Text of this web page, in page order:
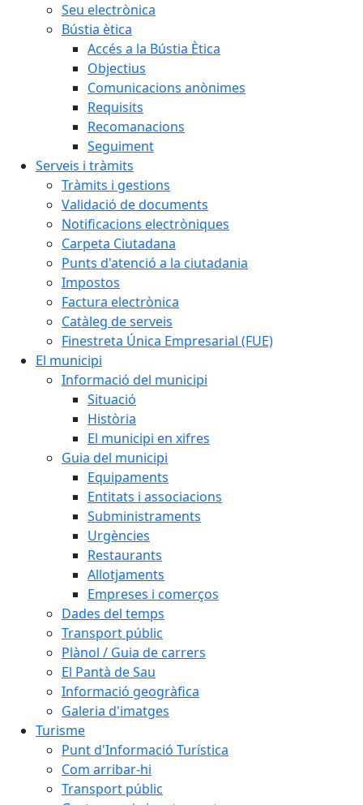
Seu electrònica
Bústia ètica
Accés a la Bústia Ètica
Objectius
Comunicacions anònimes
Requisits
Recomanacions
Seguiment
Serveis i tràmits
Tràmits i gestions
Validació de documents
Notificacions electròniques
Carpeta Ciutadana
Punts d'atenció a la ciutadania
Impostos
Factura electrònica
Catàleg de serveis
Finestreta Única Empresarial (FUE)
El municipi
Informació del municipi
Situació
Història
El municipi en xifres
Guia del municipi
Equipaments
Entitats i associacions
Subministraments
Urgències
Restaurants
Allotjaments
Empreses i comerços
Dades del temps
Transport públic
Plànol / Guia de carrers
El Pantà de Sau
Informació geogràfica
Galeria d'imatges
Turisme
Punt d'Informació Turística
Com arribar-hi
Transport públic